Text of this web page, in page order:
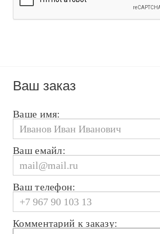
Ваш заказ
Ваше имя:
Ваш емайл:
Ваш телефон:
Комментарий к заказу: